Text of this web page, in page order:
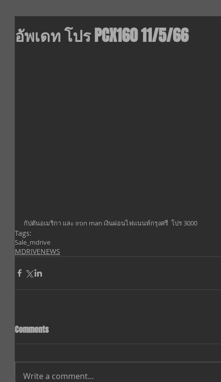
อัพเดท โปร PCX160 11/5/66
กัปตันอเมริกา และ iron man เงินผ่อนไฟแนนท์กรุงศรี  โปร 3000
Tags:
Sale_mdrive
MDRIVENEWS
Comments
Write a comment...